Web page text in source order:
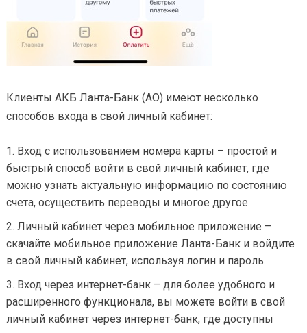
Клиенты АКБ Ланта-Банк (АО) имеют несколько
способов входа в свой личный кабинет:
Вход с использованием номера карты – простой и
быстрый способ войти в свой личный кабинет, где
можно узнать актуальную информацию по состоянию
счета, осуществить переводы и многое другое.
Личный кабинет через мобильное приложение –
скачайте мобильное приложение Ланта-Банк и войдите
в свой личный кабинет, используя логин и пароль.
Вход через интернет-банк – для более удобного и
расширенного функционала, вы можете войти в свой
личный кабинет через интернет-банк, где доступны